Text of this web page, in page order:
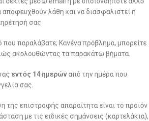
αποφευχθούν λάθη και να διασφαλιστεί η
σας
που παραλάβατε; Κανένα πρόβλημα, μπορείτε
ακολουθώντας τα παρακάτω βήματα.
εντός 14 ημερώναπό την ημέρα που
σας.
της επιστροφής απαραίτητα είναι το προϊόν
με τις ειδικές σημάνσεις (καρτελάκια),